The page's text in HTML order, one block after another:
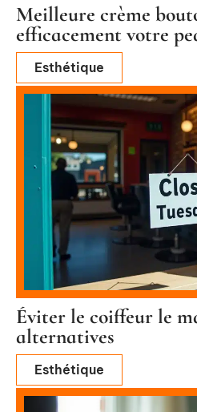
Meilleure crème
efficacement votre
Esthétique
Éviter le coiffeur le
alternatives
Esthétique